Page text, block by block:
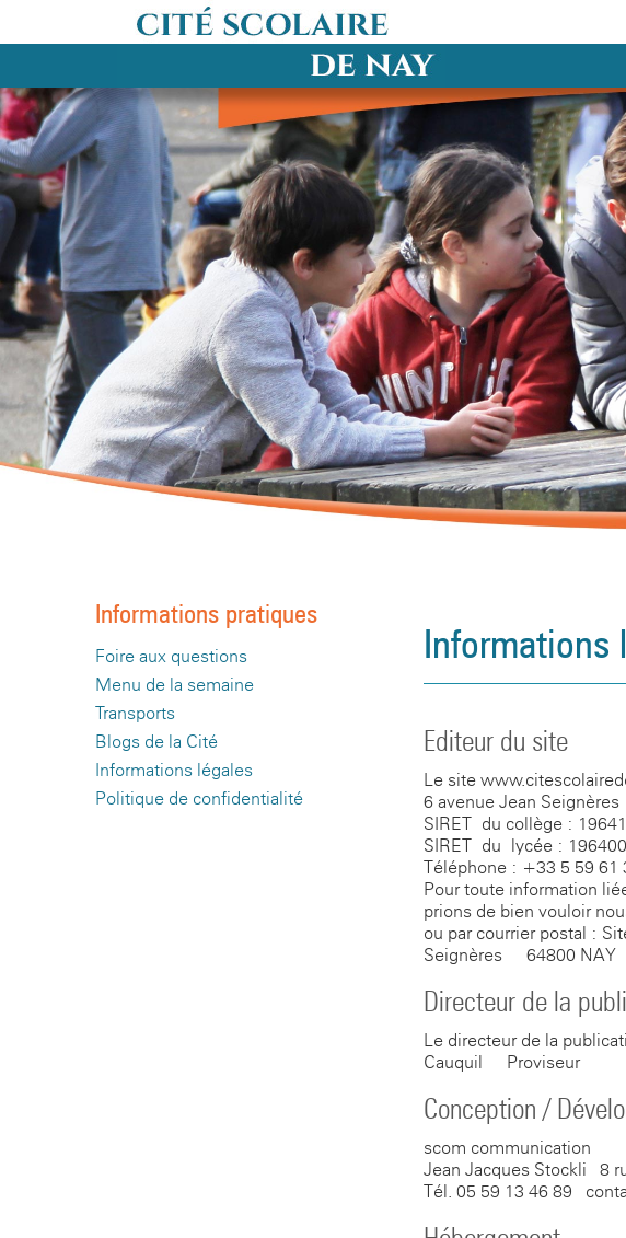
Informations pratiques
Foire aux questions
Menu de la semaine
Transports
Blogs de la Cité
Informations légales
Politique de confidentialité
Informations
Editeur du site
Le site
6 avenue Jean Seignères
SIRET du collège :
SIRET du lycée :
Téléphone : +33 5 59 61
Pour toute information
prions de bien vouloir
ou par courrier postal :
Seignères
64800 NAY
Directeur de la
Le directeur de la
Cauquil - Proviseur
Conception /
scom communication
Jean Jacques Stockli - 8
Tél. 05 59 13 46 89 -